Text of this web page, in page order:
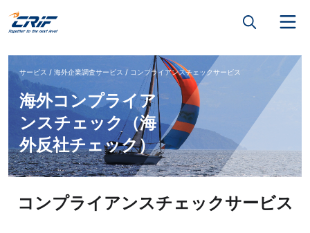
サービス 海外企業調査サービス コンプライアンスチェックサービス
海外コンプライア
ンスチェック（海
外反社チェック）
コンプライアンスチェックサービス